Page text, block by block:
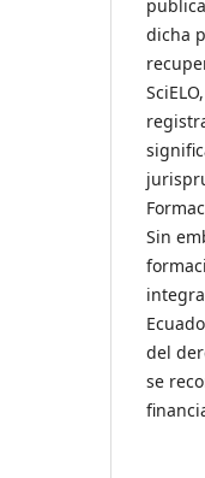
dicha
Sin
del
se